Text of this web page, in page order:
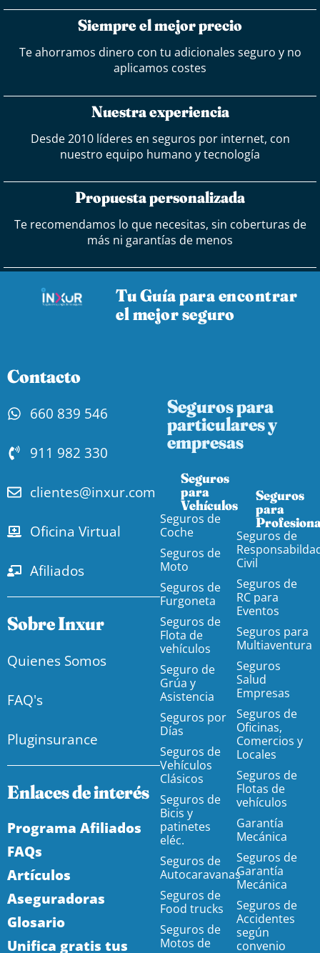
Siempre el mejor precio
Te ahorramos dinero con tu adicionales seguro y no
aplicamos costes
Nuestra experiencia
Desde 2010 líderes en seguros por internet, con
nuestro equipo humano y tecnología
Propuesta personalizada
Te recomendamos lo que necesitas, sin coberturas de
más ni garantías de menos
Tu Guía para encontrar
el mejor seguro
Contacto
660 839 546
911 982 330
clientes@inxur.com
Oficina Virtual
Afiliados
Sobre Inxur
Quienes Somos
FAQ's
Pluginsurance
Enlaces de interés
Programa Afiliados
FAQs
Artículos
Aseguradoras
Glosario
Unifica gratis tus
Seguros para
particulares y
empresas
Seguros
para
Vehículos​
Seguros de
Coche
Seguros de
Moto
Seguros de
Furgoneta
Seguros de
Flota de
vehículos
Seguro de
Grúa y
Asistencia
Seguros por
Días
Seguros de
Vehículos
Clásicos
Seguros de
Bicis y
patinetes
eléc.
Seguros de
Autocaravanas
Seguros de
Food trucks
Seguros de
Motos de
Seguros
para
Seguros de
Civil
Seguros de
RC para
Eventos
Seguros para
Multiaventura
Seguros
Salud
Empresas
Seguros de
Oficinas,
Comercios y
Locales
Seguros de
Flotas de
vehículos
Garantía
Mecánica
Seguros de
Garantía
Mecánica
Seguros de
Accidentes
según
convenio